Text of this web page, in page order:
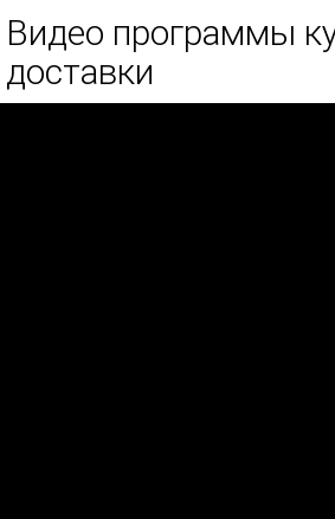
Видео программы
доставки